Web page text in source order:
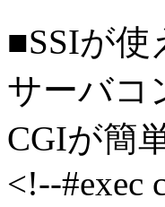
■SSIが使
サーバコ
CGIが簡
<!--#exec